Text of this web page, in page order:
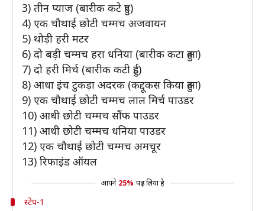
3) तीन प्याज (बारीक कटे हुए)
4) एक चौथाई छोटी चम्मच अजवायन
5) थोड़ी हरी मटर
6) दो बड़ी चम्मच हरा धनिया (बारीक कटा हुआ)
7) दो हरी मिर्च (बारीक कटी हुई)
8) आधा इंच टुकड़ा अदरक (कद्दूकस किया हुआ)
9) एक चौथाई छोटी चम्मच लाल मिर्च पाउडर
10) आधी छोटी चम्मच सौंफ पाउडर
11) आधी छोटी चम्मच धनिया पाउडर
12) एक चौथाई छोटी चम्मच अमचूर
13) रिफाइंड ऑयल
आपने 25% पढ़ लिया है
स्टेप-1